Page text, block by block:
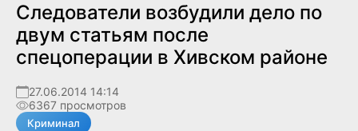
Следователи возбудили дело по
двум статьям после
спецоперации в Хивском районе
27.06.2014 14:14
6367 просмотров
Криминал